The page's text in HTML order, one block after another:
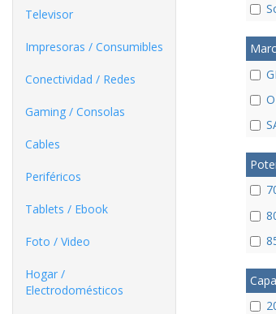
Televisor
Impresoras / Consumibles
Conectividad / Redes
Gaming / Consolas
Cables
Periféricos
Tablets / Ebook
Foto / Video
Hogar /
Electrodomésticos